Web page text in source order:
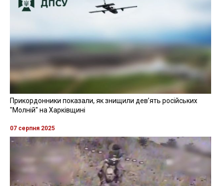
Прикордонники показали, як знищили девʼять російських
"Молній" на Харківщині
07 серпня 2025